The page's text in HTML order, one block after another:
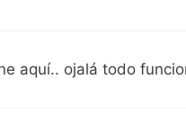
aquí.. ojalá todo